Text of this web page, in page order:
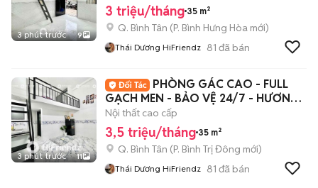
3 phút trước 9
3 triệu/tháng 35 m²
Q. Bình Tân (P. Bình Hưng Hòa mới)
Thái Dương HiFriendz 81 đã bán
3 phút trước 11
PHÒNG GÁC CAO - FULL
GẠCH MEN - BẢO VỆ 24/7 - HƯƠNG
LỘ 2
Nội thất cao cấp
3,5 triệu/tháng 35 m²
Q. Bình Tân (P. Bình Trị Đông mới)
Thái Dương HiFriendz 81 đã bán